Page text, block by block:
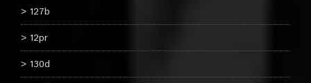
127b
12pr
130d